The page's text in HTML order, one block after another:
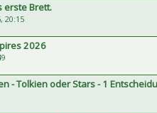
erste Brett.
20:15
2026
- Tolkien oder Stars - 1